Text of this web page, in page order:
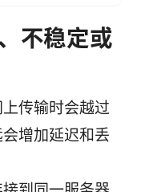
不稳定或
传输时会越过
增加延迟和丢